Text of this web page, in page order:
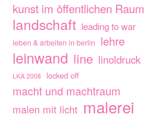
kunst im öffentlichen Raum
landschaft leading to war
leben & arbeiten in berlin lehre
leinwand line linoldruck
LKA 2008 locked off
macht und machtraum
malen mit licht malerei